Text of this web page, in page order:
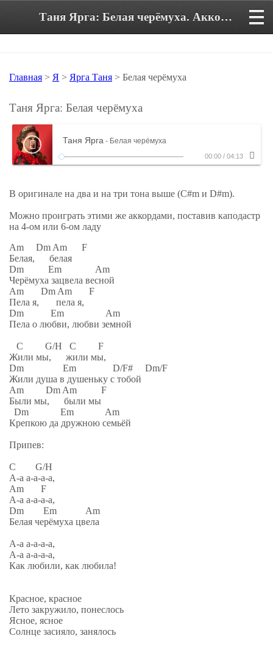
Таня Ярга: Белая черёмуха. Аккорды и текст песни
Главная > Я > Ярга Таня > Белая черёмуха
Таня Ярга: Белая черёмуха
Таня Ярга - Белая черёмуха
00:00 / 04:13
В оригинале на два и на три тона выше (C#m и D#m).
Можно проиграть этими же аккордами, поставив каподастр
на 4-ом или 6-ом ладу
Am Dm Am F
Белая, белая
Dm Em Am
Черёмуха зацвела весной
Am Dm Am F
Пела я, пела я,
Dm Em Am
Пела о любви, любви земной
C G/H C F
Жили мы, жили мы,
Dm Em D/F# Dm/F
Жили душа в душеньку с тобой
Am Dm Am F
Были мы, были мы
Dm Em Am
Крепкою да дружною семьёй
Припев:
C G/H
А-а а-а-а-а,
Am F
А-а а-а-а-а,
Dm Em Am
Белая черёмуха цвела
А-а а-а-а-а,
А-а а-а-а-а,
Как любили, как любила!
Красное, красное
Лето закружило, понеслось
Ясное, ясное
Солнце засияло, занялось